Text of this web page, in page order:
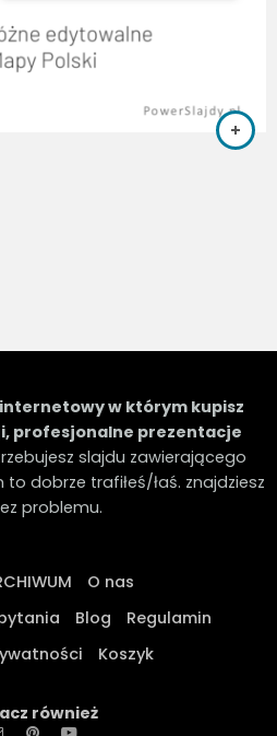
w którym kupisz
profesjonalne prezentacje
slajdu zawierającego
dobrze trafiłeś/łaś. znajdziesz
problemu.
O nas
Blog
Regulamin
Koszyk
również